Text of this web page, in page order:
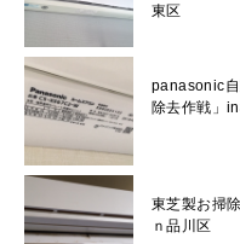
東区
panasonic
除去作戦」
東芝製お掃
ｎ品川区